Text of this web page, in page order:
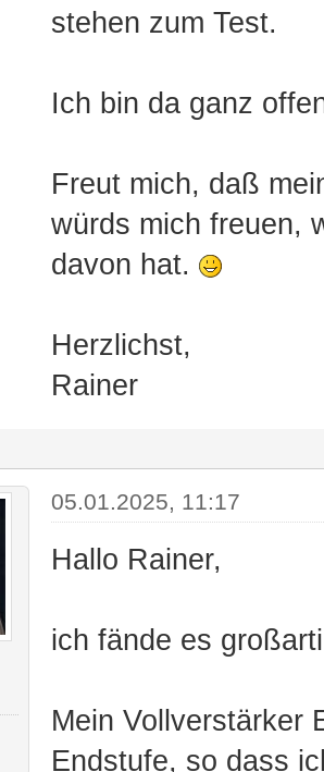
stehen zum Test.
Ich bin da ganz
Freut mich, daß
würds mich freuen,
davon hat.
Herzlichst,
Rainer
05.01.2025, 11:17
Hallo Rainer,
ich fände es
Mein Vollverstärker
Endstufe, so dass